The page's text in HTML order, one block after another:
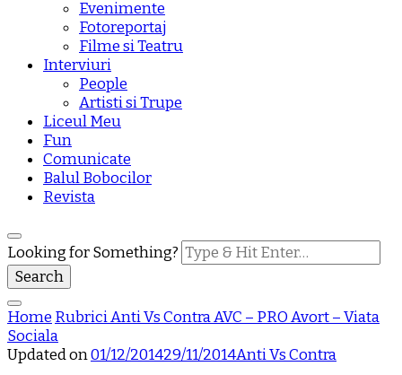
Evenimente
Fotoreportaj
Filme si Teatru
Interviuri
People
Artisti si Trupe
Liceul Meu
Fun
Comunicate
Balul Bobocilor
Revista
Looking for Something?
Home RubriciAnti Vs ContraAVC – PRO Avort – Viata
Sociala
Updated on01/12/201429/11/2014Anti Vs Contra